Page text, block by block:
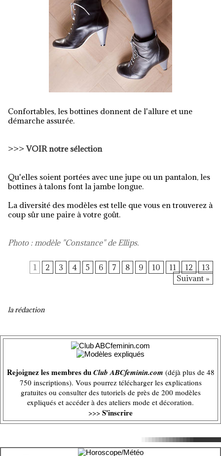
Confortables, les bottines donnent de l'allure et une
démarche assurée.
>>>VOIR notre sélection
Qu'elles soient portées avec une jupe ou un pantalon, les
bottines à talons font la jambe longue.
La diversité des modèles est telle que vous en trouverez à
coup sûr une paire à votre goût.
Photo : modèle "Constance" de Ellips.
1 2 3 4 5 6 7 8 9 10 11 12
13
Suivant »
la rédaction
Rejoignez les membres duClub ABCfeminin.com (déjà plus de 48
750 inscriptions). Vous pourrez télécharger les explications
gratuites ou consulter des tutoriels de près de 200 modèles
expliqués et accéder à des ateliers mode et décoration.
>>> S'inscrire